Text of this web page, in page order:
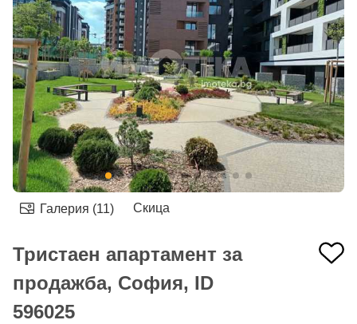
Галерия (11) Скица
Тристаен апартамент за
продажба, София, ID
596025